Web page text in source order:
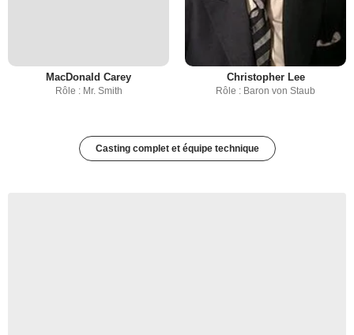
MacDonald Carey
Rôle : Mr. Smith
Christopher Lee
Rôle : Baron von Staub
Casting complet et équipe technique